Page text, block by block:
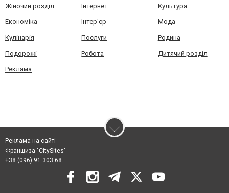
Жіночий розділ Інтернет Культура
Економіка Інтер'єр Мода
Кулінарія Послуги Родина
Подорожі Робота Дитячий розділ
Реклама
Реклама на сайті
Франшиза "CitySites"
+38 (096) 91 303 68